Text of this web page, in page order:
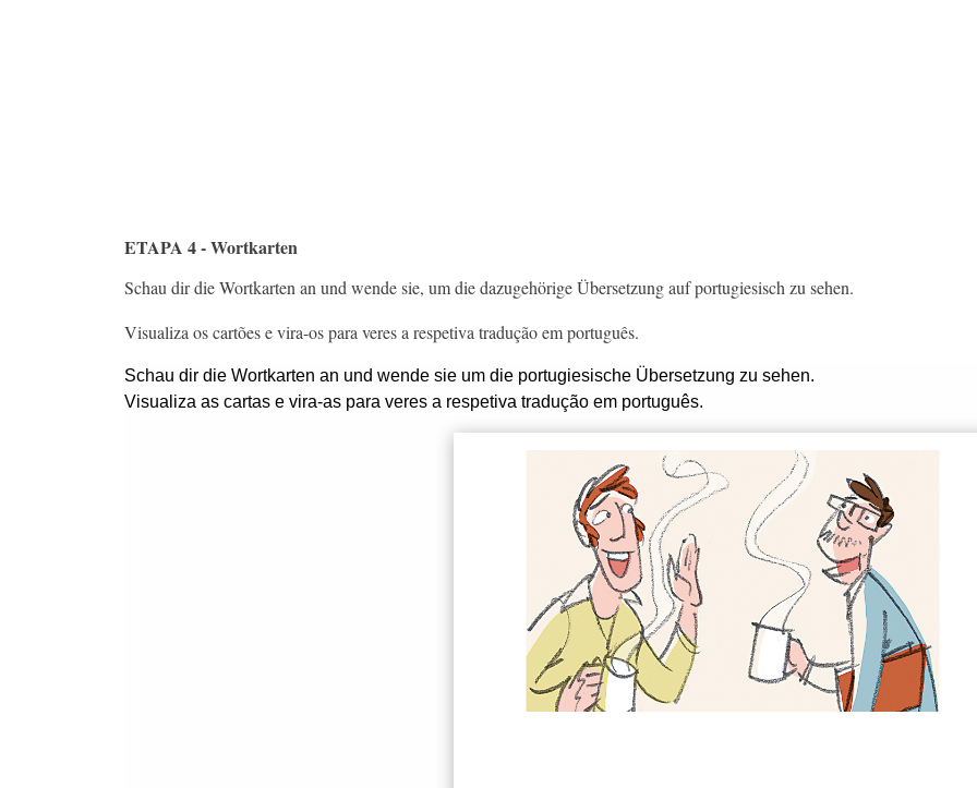
ETAPA 4 - Wortkarten
Schau dir die Wortkarten an und wende sie, um die dazugehörige Übersetzung auf portugiesisch zu sehen.
Visualiza os cartões e vira-os para veres a respetiva tradução em português.